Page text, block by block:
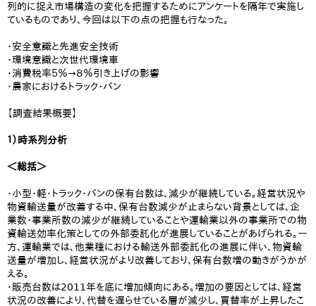
列的に捉え市場構造の変化を把握するためにアンケートを隔年で実施し
ているものであり、今回は以下の点の把握も行なった。
・安全意識と先進安全技術
・環境意識と次世代環境車
・消費税率５％→８％引き上げの影響
・農家におけるトラック・バン
【調査結果概要】
１）時系列分析
＜総括＞
・小型・軽・トラック・バンの保有台数は、減少が継続している。経営状況や
物資輸送量が改善する中、保有台数減少が止まらない背景としては、企
業数・事業所数の減少が継続していることや運輸業以外の事業所での物
資輸送効率化策としての外部委託化が進展していることがあげられる。一
方、運輸業では、他業種における輸送外部委託化の進展に伴い、物資輸
送量が増加し、経営状況がより改善しており、保有台数増の動きがうかが
える。
・販売台数は2011年を底に増加傾向にある。増加の要因としては、経営
状況の改善により、代替を遅らせている層が減少し、買替率が上昇したこ